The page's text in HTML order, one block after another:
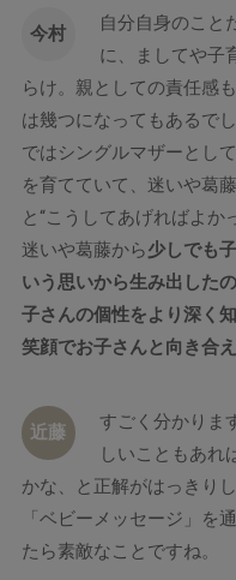
今村
自分自身のこと
に、ましてや子
らけ。親としての責任感
は幾つになってもあるで
ではシングルマザーとし
を育てていて、迷いや葛
と“こうしてあげればよか
迷いや葛藤から少しでも
いう思いから生み出した
子さんの個性をより深く
笑顔でお子さんと向き合
近藤
すごく分かりま
しいこともあれ
かな、と正解がはっきり
「ベビーメッセージ」を
たら素敵なことですね。